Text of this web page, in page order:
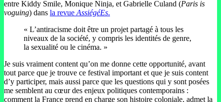
entre Kiddy Smile, Monique Ninja, et Gabrielle Culand (Paris is
voguing) dans la revue AssiégéEs.
« L’antiracisme doit être un projet partagé à tous les
niveaux de la société, y compris les identités de genre,
la sexualité ou le cinéma. »
Je suis vraiment content qu’on me donne cette opportunité, avant
tout parce que je trouve ce festival important et que je suis content
d’y participer, mais aussi parce que les questions qui y sont posées
me semblent au cœur des enjeux politiques contemporains :
comment la France prend en charge son histoire coloniale, admet la